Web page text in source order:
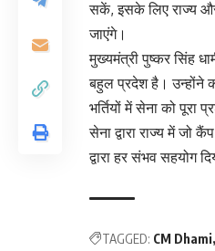
सकें, इसके लिए राज्य
जाएंगे।
मुख्यमंत्री पुष्कर सिंह
बहुल प्रदेश है। उन्होंने
भर्तियों में सेना को पूरा
सेना द्वारा राज्य में जो
द्वारा हर संभव सहयोग
TAGGED: CM Dhami